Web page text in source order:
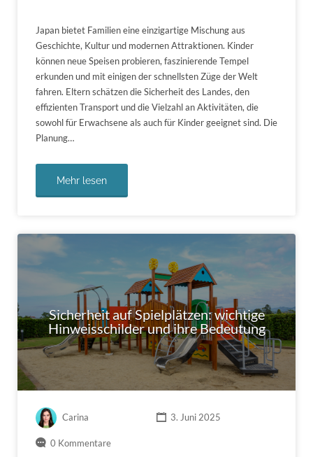
Japan bietet Familien eine einzigartige Mischung aus
Geschichte, Kultur und modernen Attraktionen. Kinder
können neue Speisen probieren, faszinierende Tempel
erkunden und mit einigen der schnellsten Züge der Welt
fahren. Eltern schätzen die Sicherheit des Landes, den
effizienten Transport und die Vielzahl an Aktivitäten, die
sowohl für Erwachsene als auch für Kinder geeignet sind. Die
Planung…
Mehr lesen
Sicherheit auf Spielplätzen: wichtige
Hinweisschilder und ihre Bedeutung
Carina 3. Juni 2025
0 Kommentare